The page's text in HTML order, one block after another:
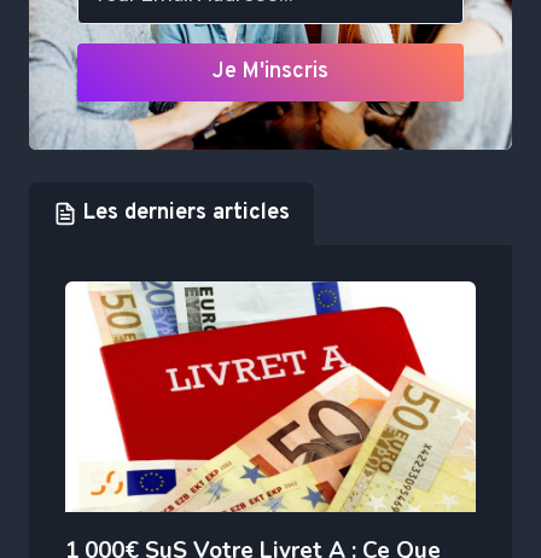
Je M'inscris
Les derniers articles
1 000€ SuS Votre Livret A : Ce Que